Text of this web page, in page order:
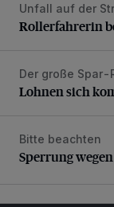
Rollerfahrerin
Unfall auf der
Rollerfahrerin
Lohnen sich
Der große Spar-
Lohnen sich
Sperrung
Bitte beachten
Sperrung